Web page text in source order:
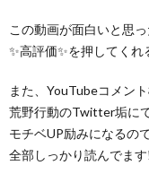
この動画が面白いと思
✨高評価✨を押してく
また、YouTubeコメン
荒野行動のTwitter垢に
モチベUP励みになるの
全部しっかり読んでます